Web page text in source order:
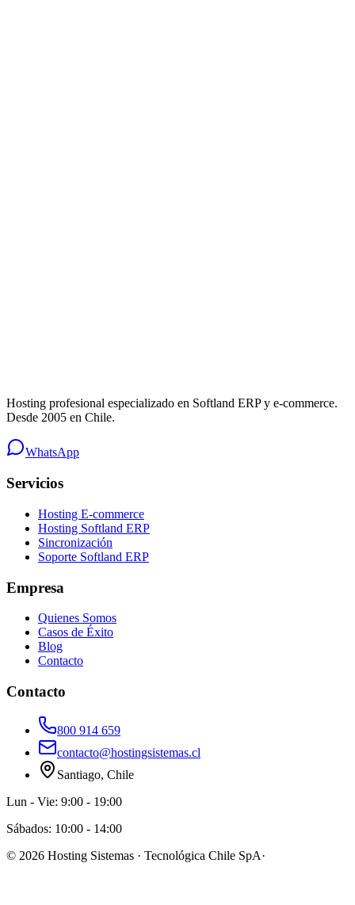
Hosting profesional especializado en Softland ERP y e-commerce.
Desde 2005 en Chile.
WhatsApp
Servicios
Hosting E-commerce
Hosting Softland ERP
Sincronización
Soporte Softland ERP
Empresa
Quienes Somos
Casos de Éxito
Blog
Contacto
Contacto
800 914 659
contacto@hostingsistemas.cl
Santiago, Chile
Lun - Vie: 9:00 - 19:00
Sábados: 10:00 - 14:00
© 2026 Hosting Sistemas · Tecnológica Chile SpA·